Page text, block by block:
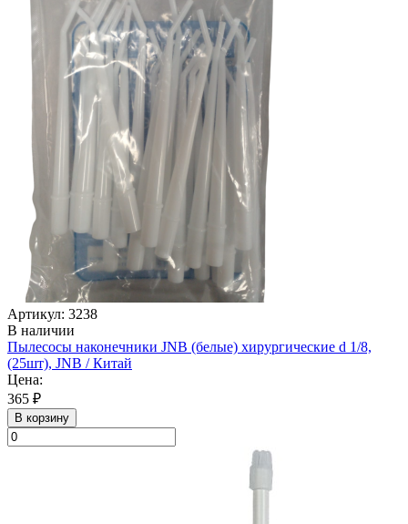
Артикул: 3238
В наличии
Пылесосы наконечники JNB (белые) хирургические d 1/8,
(25шт), JNB / Китай
Цена:
365 ₽
В корзину